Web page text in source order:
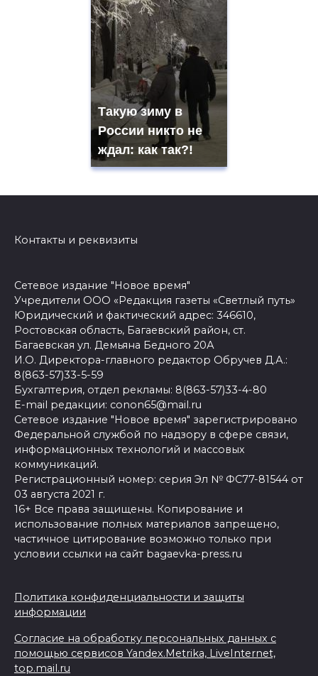
Такую зиму в
России никто не
ждал: как так?!
Контакты и реквизиты
Сетевое издание "Новое время"
Учредители ООО «Редакция газеты «Светлый путь»
Юридический и фактический адрес: 346610,
Ростовская область, Багаевский район, ст.
Багаевская ул. Демьяна Бедного 20А
И.О. Директора-главного редактор Обручев Д.А.:
8(863-57)33-5-59
Бухгалтерия, отдел рекламы: 8(863-57)33-4-80
E-mail редакции: conon65@mail.ru
Сетевое издание "Новое время" зарегистрировано
Федеральной службой по надзору в сфере связи,
информационных технологий и массовых
коммуникаций.
Регистрационный номер: серия Эл № ФС77-81544 от
03 августа 2021 г.
16+ Все права защищены. Копирование и
использование полных материалов запрещено,
частичное цитирование возможно только при
условии ссылки на сайт bagaevka-press.ru
Политика конфиденциальности и защиты
информации
Согласие на обработку персональных данных с
помощью сервисов Yandex.Metrika, LiveInternet,
top.mail.ru